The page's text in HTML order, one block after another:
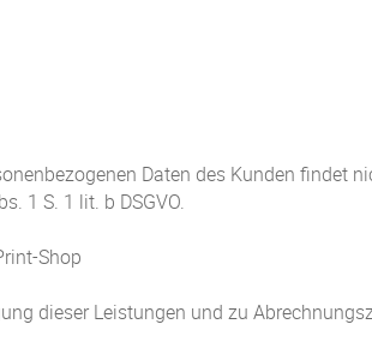
Daten des Kunden findet
1 S. 1 lit. b DSGVO.
Shop
dieser Leistungen und zu